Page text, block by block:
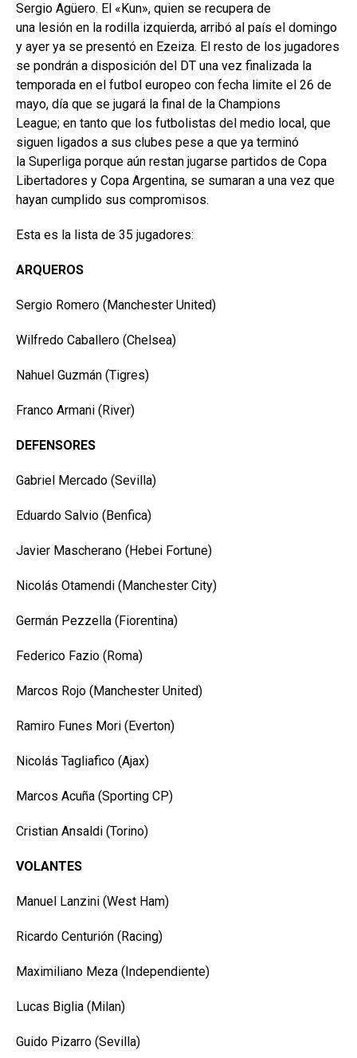
Sergio Agüero. El «Kun», quien se recupera de
una lesión en la rodilla izquierda, arribó al país el domingo
y ayer ya se presentó en Ezeiza. El resto de los jugadores
se pondrán a disposición del DT una vez finalizada la
temporada en el futbol europeo con fecha limite el 26 de
mayo, día que se jugará la final de la Champions
League; en tanto que los futbolistas del medio local, que
siguen ligados a sus clubes pese a que ya terminó
la Superliga porque aún restan jugarse partidos de Copa
Libertadores y Copa Argentina, se sumaran a una vez que
hayan cumplido sus compromisos.
Esta es la lista de 35 jugadores:
ARQUEROS
Sergio Romero (Manchester United)
Wilfredo Caballero (Chelsea)
Nahuel Guzmán (Tigres)
Franco Armani (River)
DEFENSORES
Gabriel Mercado (Sevilla)
Eduardo Salvio (Benfica)
Javier Mascherano (Hebei Fortune)
Nicolás Otamendi (Manchester City)
Germán Pezzella (Fiorentina)
Federico Fazio (Roma)
Marcos Rojo (Manchester United)
Ramiro Funes Mori (Everton)
Nicolás Tagliafico (Ajax)
Marcos Acuña (Sporting CP)
Cristian Ansaldi (Torino)
VOLANTES
Manuel Lanzini (West Ham)
Ricardo Centurión (Racing)
Maximiliano Meza (Independiente)
Lucas Biglia (Milan)
Guido Pizarro (Sevilla)